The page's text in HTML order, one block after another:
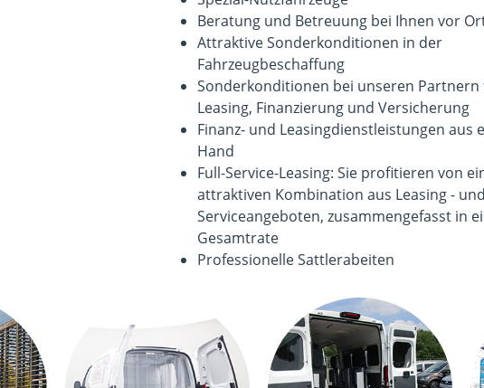
Beratung und Betreuung bei Ihnen vor
Attraktive Sonderkonditionen in der
Fahrzeugbeschaffung
Sonderkonditionen bei unseren Partnern
Leasing, Finanzierung und Versicherung
Finanz- und Leasingdienstleistungen aus
Hand
Full-Service-Leasing: Sie profitieren von
attraktiven Kombination aus Leasing - und
Serviceangeboten, zusammengefasst in
Gesamtrate
Professionelle Sattlerabeiten